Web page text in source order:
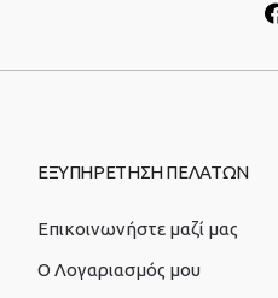
ΕΞΥΠΗΡΕΤΗΣΗ ΠΕΛΑΤΩΝ
Επικοινωνήστε μαζί μας
O Λογαριασμός μου